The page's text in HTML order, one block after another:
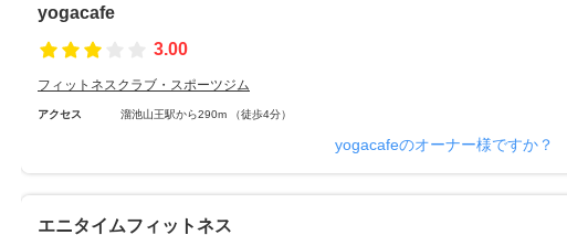
yogacafe
3.00
フィットネスクラブ・スポーツジム
アクセス 溜池山王駅から290m （徒歩4分）
yogacafeのオーナー様ですか？
エニタイムフィットネス